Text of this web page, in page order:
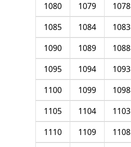
1078
1079
1080
1083
1084
1085
1088
1089
1090
1093
1094
1095
1098
1099
1100
1103
1104
1105
1108
1109
1110